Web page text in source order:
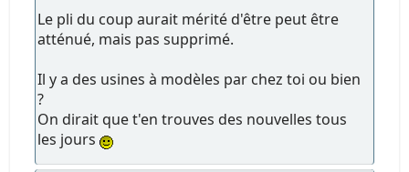
Le pli du coup aurait mérité d'être peut être
atténué, mais pas supprimé.
Il y a des usines à modèles par chez toi ou bien
?
On dirait que t'en trouves des nouvelles tous
les jours